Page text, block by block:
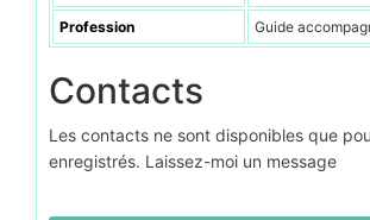
Profession Guide
Contacts
Les contacts ne sont disponibles que
enregistrés. Laissez-moi un message